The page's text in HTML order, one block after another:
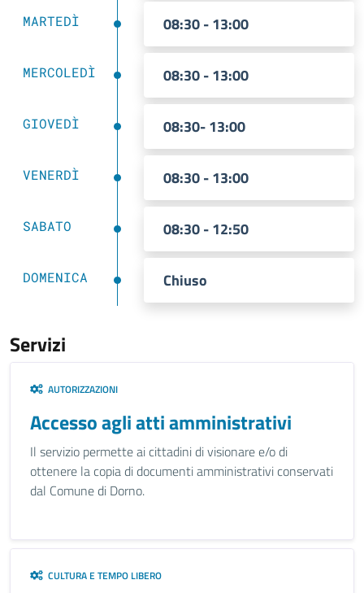
MARTEDÌ 08:30 - 13:00
MERCOLEDÌ 08:30 - 13:00
GIOVEDÌ 08:30- 13:00
VENERDÌ 08:30 - 13:00
SABATO 08:30 - 12:50
DOMENICA Chiuso
Servizi
AUTORIZZAZIONI
Accesso agli atti amministrativi
Il servizio permette ai cittadini di visionare e/o di
ottenere la copia di documenti amministrativi conservati
dal Comune di Dorno.
CULTURA E TEMPO LIBERO